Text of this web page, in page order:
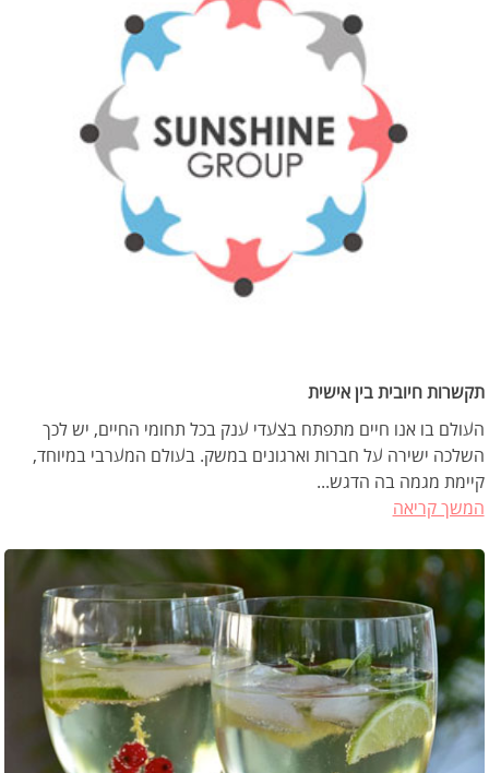
תקשרות חיובית בין אישית
העולם בו אנו חיים מתפתח בצעדי ענק בכל תחומי החיים, יש לכך
השלכה ישירה על חברות וארגונים במשק. בעולם המערבי במיוחד,
קיימת מגמה בה הדגש...
המשך קריאה